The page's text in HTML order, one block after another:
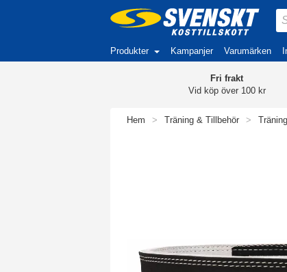
Produkter Kampanjer Varumärken
Fri frakt
Vid köp över 100 kr
Hem > Träning & Tillbehör >